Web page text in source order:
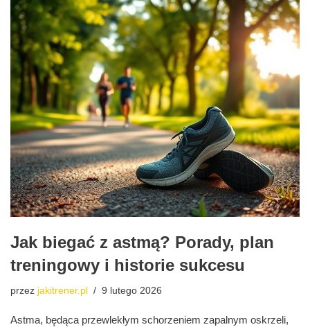
Jak biegać z astmą? Porady, plan
treningowy i historie sukcesu
przez jakitrener.pl 9 lutego 2026
Astma, będąca przewlekłym schorzeniem zapalnym oskrzeli,